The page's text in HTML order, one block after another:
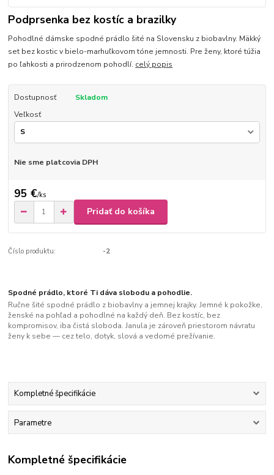
Podprsenka bez kostíc a brazilky
Pohodlné dámske spodné prádlo šité na Slovensku z biobavlny. Mäkký
set bez kostic v bielo-marhuľkovom tóne jemnosti. Pre ženy, ktoré túžia
po ľahkosti a prirodzenom pohodlí. celý popis
Dostupnosť
Skladom
Veľkosť
Nie sme platcovia DPH
95 €/ks
Pridať do košíka
Číslo produktu: -2
Spodné prádlo, ktoré Ti dáva slobodu a pohodlie.
Ručne šité spodné prádlo z biobavlny a jemnej krajky. Jemné k pokožke,
ženské na pohľad a pohodlné na každý deň. Bez kostíc, bez
kompromisov, iba čistá sloboda. Janula je zároveň priestorom návratu
ženy k sebe — cez telo, dotyk, slová a vedomé prežívanie.
Kompletné špecifikácie
Parametre
Kompletné špecifikácie